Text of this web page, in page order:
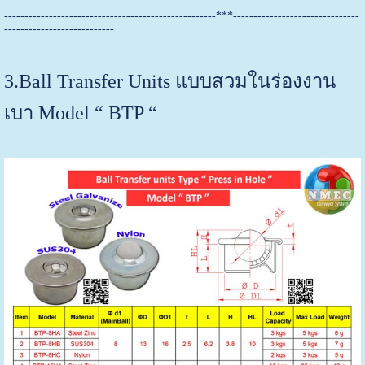
----------------------------------------------------***-------------------------------
---------------------------
3.Ball Transfer Units แบบสวมในร่องงาน
เบา Model “ BTP “